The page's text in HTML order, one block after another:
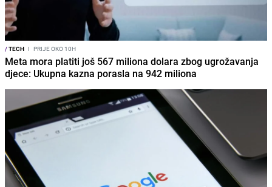
/TECH I PRIJE OKO 10H
Meta mora platiti još 567 miliona dolara zbog ugrožavanja
djece: Ukupna kazna porasla na 942 miliona